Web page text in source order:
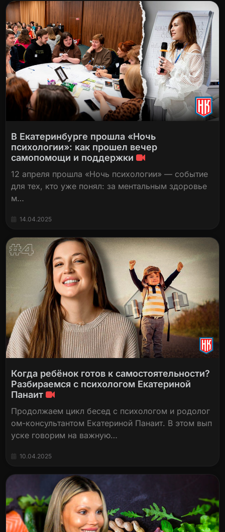
В Екатеринбурге прошла «Ночь
психологии»: как прошел вечер
самопомощи и поддержки
12 апреля прошла «Ночь психологии» — событие
для тех, кто уже понял: за ментальным здоровье
м…
14.04.2025
Когда ребёнок готов к самостоятельности?
Разбираемся с психологом Екатериной
Панаит
Продолжаем цикл бесед с психологом и родолог
ом-консультантом Екатериной Панаит. В этом вып
уске говорим на важную…
10.04.2025